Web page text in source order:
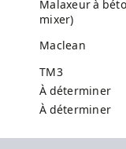
Malaxeur à
mixer)
Maclean
TM3
À déterminer
À déterminer